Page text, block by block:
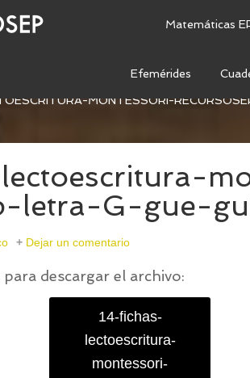
Matemáticas
Efemérides
DE LECTOESCRITURA – LETRA G
MONTESSORI-
letra-G-gue-
Dejar un comentario
descargar el archivo:
14-fichas-
lectoescritura-
montessori-